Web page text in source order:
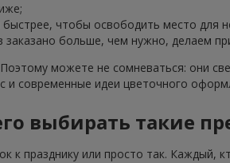
чтобы освободить место для
больше, чем нужно, делаем
можете не сомневаться: они
современные идеи цветочного
выбирать такие
к празднику или просто так. Каждый,